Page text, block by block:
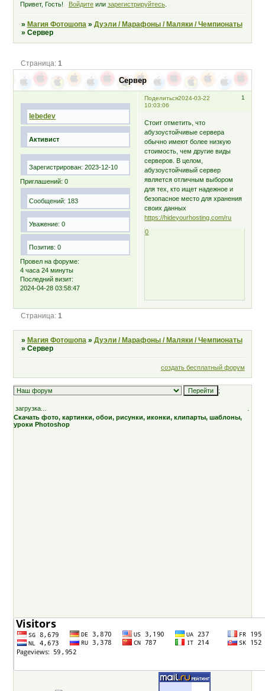
Привет, Гость! Войдитеили зарегистрируйтесь.
» Магия Фотошопа » Дуэли / Марафоны / Маляки / Чемпионаты
» Сервер
Сервер
Страница: 1
Поделиться 1
2024-03-22
10:03:06
lebedev
Активист
Зарегистрирован: 2023-12-10
Приглашений: 0
Сообщений: 183
Уважение: 0
Позитив: 0
Провел на форуме:
4 часа 24 минуты
Последний визит:
2024-04-28 03:58:47
Cтоит отметить, что
абузоустойчивые сервера
обычно имеют более низкую
стоимость, чем другие виды
серверов. В целом,
абузоустойчивый сервер
является отличным выбором
для тех, кто ищет надежное и
безопасное место для хранения
своих данных
https://hideyourhosting.com/ru
0
Страница: 1
» Магия Фотошопа » Дуэли / Марафоны / Маляки / Чемпионаты
» Сервер
создать бесплатный форум
;
загрузка...
Скачать фото, картинки, обои, рисунки, иконки, клипарты, шаблоны,
уроки Photoshop